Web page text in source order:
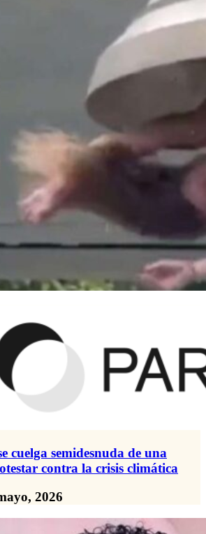
cuelga semidesnuda de una
contra la crisis climática
2026